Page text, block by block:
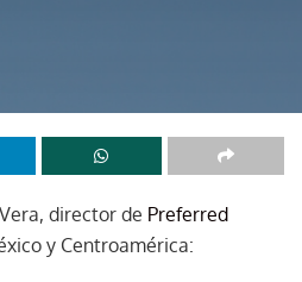
director de Preferred
y Centroamérica: